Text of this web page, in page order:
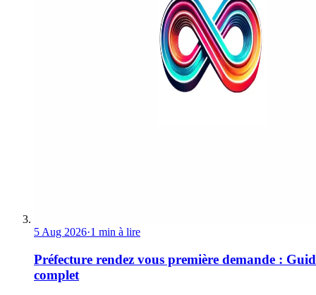
5 Aug 2026·1 min à lire
Préfecture rendez vous première demande :
complet